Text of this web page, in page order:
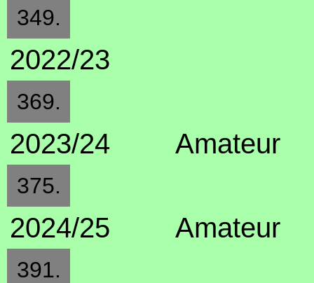
349.
2022/23
369.
2023/24 Amateur
375.
2024/25 Amateur
391.